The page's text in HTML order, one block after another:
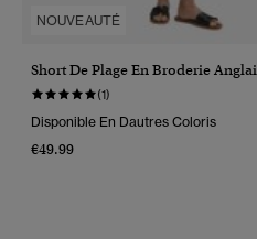
NOUVEAUTÉ
Short De Plage En Broderie
(1)
Disponible En Dautres Coloris
€49.99